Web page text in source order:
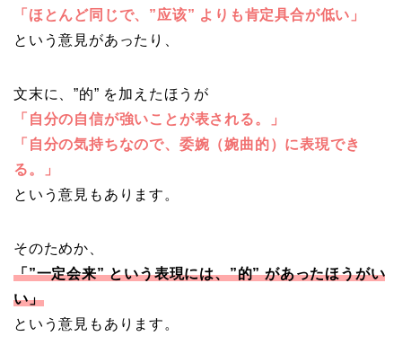
「ほとんど同じで、”应该” よりも肯定具合が低い」
という意見があったり、
文末に、”的” を加えたほうが
「自分の自信が強いことが表される。」
「自分の気持ちなので、委婉（婉曲的）に表現でき
る。」
という意見もあります。
そのためか、
「”一定会来” という表現には、”的” があったほうがい
い」
という意見もあります。